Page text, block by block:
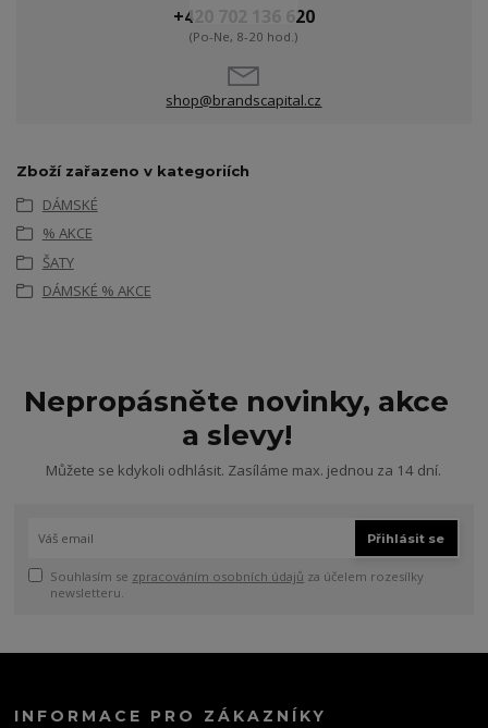
+420 702 136 620
(Po-Ne, 8-20 hod.)
shop@brandscapital.cz
Zboží zařazeno v kategoriích
DÁMSKÉ
% AKCE
ŠATY
DÁMSKÉ % AKCE
Nepropásněte novinky, akce
a slevy!
Můžete se kdykoli odhlásit. Zasíláme max. jednou za 14 dní.
Přihlásit se
Souhlasím se zpracováním osobních údajů za účelem rozesílky
newsletteru.
INFORMACE PRO ZÁKAZNÍKY